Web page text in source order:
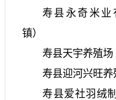
寿县永奇米业
镇）
寿县天宇养殖场
寿县迎河兴旺养
寿县爱社羽绒